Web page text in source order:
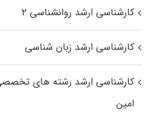
کارشناسی ارشد روانشناسی ۲
کارشناسی ارشد زبان شناسی
کارشناسی ارشد رﺷﺘﻪ ﻫﺎی
اﻣﻴﻦ